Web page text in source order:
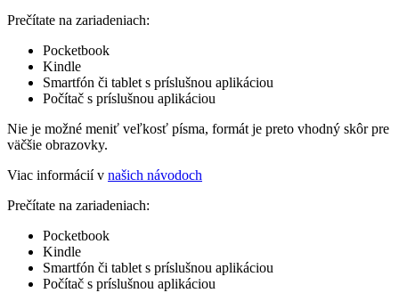
Prečítate na zariadeniach:
Pocketbook
Kindle
Smartfón či tablet s príslušnou aplikáciou
Počítač s príslušnou aplikáciou
Nie je možné meniť veľkosť písma, formát je preto vhodný skôr pre
väčšie obrazovky.
Viac informácií v našich návodoch
Prečítate na zariadeniach:
Pocketbook
Kindle
Smartfón či tablet s príslušnou aplikáciou
Počítač s príslušnou aplikáciou